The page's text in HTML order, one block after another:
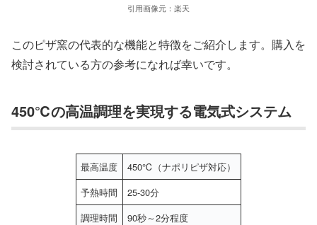
引用画像元：楽天
このピザ窯の代表的な機能と特徴をご紹介します。購入を
検討されている方の参考になれば幸いです。
450℃の高温調理を実現する電気式システム
最高温度
450℃（ナポリピザ対応）
予熱時間
25-30分
調理時間
90秒～2分程度